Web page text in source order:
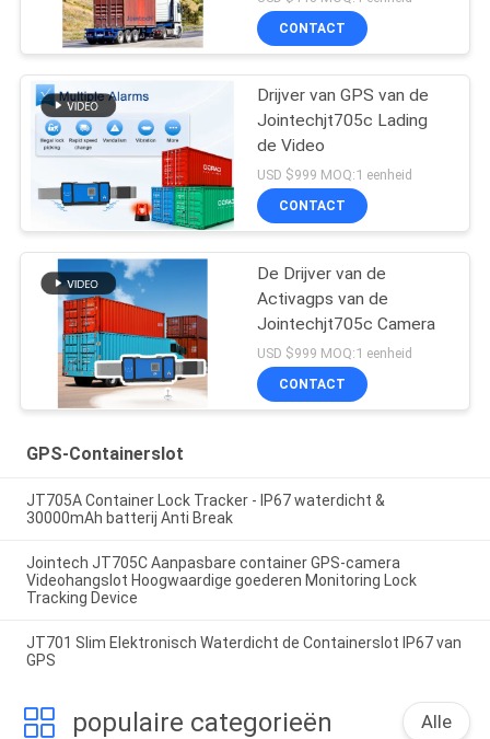
Slimme Hangslot in real
time
CONTACT
Drijver van GPS van de
Jointechjt705c Lading
de Video
USD $999 MOQ:1 eenheid
CONTACT
De Drijver van de
Activagps van de
Jointechjt705c Camera
USD $999 MOQ:1 eenheid
CONTACT
GPS-Containerslot
JT705A Container Lock Tracker - IP67 waterdicht &
30000mAh batterij Anti Break
Jointech JT705C Aanpasbare container GPS-camera
Videohangslot Hoogwaardige goederen Monitoring Lock
Tracking Device
JT701 Slim Elektronisch Waterdicht de Containerslot IP67 van
GPS
populaire categorieën Alle